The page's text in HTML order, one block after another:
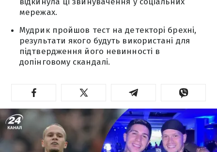
мережах.
Мудрик пройшов тест на детекторі брехні,
результати якого будуть використані для
підтвердження його невинності в
допінговому скандалі.